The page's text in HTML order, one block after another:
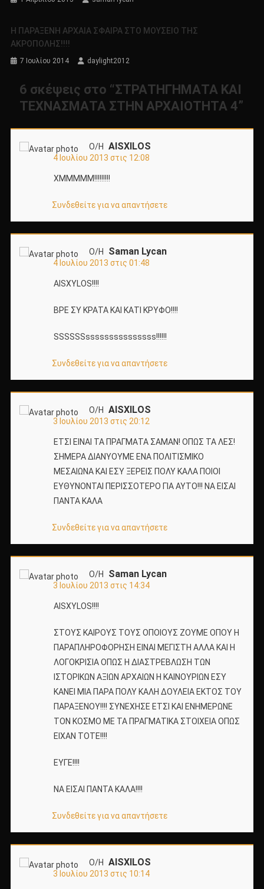
Η ΠΑΡΑΞΕΝΗ ΑΡΧΑΙΑ ΣΦΑΙΡΑ ΣΤΟ ΜΟΥΣΕΙΟ ΤΗΣ
ΑΚΡΟΠΟΛΗΣ!!!!
7 Ιουλίου 2014 daylight2012
6 σκέψεις στο “ΣΤΡΑΤΗΓΗΜΑΤΑ ΚΑΙ
ΤΕΧΝΑΣΜΑΤΑ ΣΤΗΝ ΑΡΧΑΙΟΤΗΤΑ 4”
Ο/Η AISXILOS
4 Ιουλίου 2013 στις 12:08
XMMMMM!!!!!!!!!
Συνδεθείτε για να απαντήσετε
Ο/Η Saman Lycan
4 Ιουλίου 2013 στις 01:48
ΑΙSXYLOS!!!!
BΡΕ ΣΥ ΚΡΑΤΑ ΚΑΙ ΚΑΤΙ ΚΡΥΦΟ!!!!
SSSSSSsssssssssssssss!!!!!!
Συνδεθείτε για να απαντήσετε
Ο/Η AISXILOS
3 Ιουλίου 2013 στις 20:12
EΤΣΙ ΕΙΝΑΙ ΤΑ ΠΡΑΓΜΑΤΑ ΣΑΜΑΝ! ΟΠΩΣ ΤΑ ΛΕΣ!
ΣΗΜΕΡΑ ΔΙΑΝΥΟΥΜΕ ΕΝΑ ΠΟΛΙΤΙΣΜΙΚΟ
ΜΕΣΑΙΩΝΑ ΚΑΙ ΕΣΥ ΞΕΡΕΙΣ ΠΟΛΥ ΚΑΛΑ ΠΟΙΟΙ
ΕΥΘΥΝΟΝΤΑΙ ΠΕΡΙΣΣΟΤΕΡΟ ΓΙΑ ΑΥΤΟ!!! ΝΑ ΕΙΣΑΙ
ΠΑΝΤΑ ΚΑΛΑ
Συνδεθείτε για να απαντήσετε
Ο/Η Saman Lycan
3 Ιουλίου 2013 στις 14:34
ΑΙSXYLOS!!!!
ΣΤΟΥΣ ΚΑΙΡΟΥΣ ΤΟΥΣ ΟΠΟΙΟΥΣ ΖΟΥΜΕ ΟΠΟΥ Η
ΠΑΡΑΠΛΗΡΟΦΟΡΗΣΗ ΕΙΝΑΙ ΜΕΓΙΣΤΗ ΑΛΛΑ ΚΑΙ Η
ΛΟΓΟΚΡΙΣΙΑ ΟΠΩΣ Η ΔΙΑΣΤΡΕΒΛΩΣΗ ΤΩΝ
ΙΣΤΟΡΙΚΩΝ ΑΞΙΩΝ ΑΡΧΑΙΩΝ Η ΚΑΙΝΟΥΡΙΩΝ ΕΣΥ
ΚΑΝΕΙ ΜΙΑ ΠΑΡΑ ΠΟΛΥ ΚΑΛΗ ΔΟΥΛΕΙΑ ΕΚΤΟΣ ΤΟΥ
ΠΑΡΑΞΕΝΟΥ!!!! ΣΥΝΕΧΗΣΕ ΕΤΣΙ ΚΑΙ ΕΝΗΜΕΡΩΝΕ
ΤΟΝ ΚΟΣΜΟ ΜΕ ΤΑ ΠΡΑΓΜΑΤΙΚΑ ΣΤΟΙΧΕΙΑ ΟΠΩΣ
ΕΙΧΑΝ ΤΟΤΕ!!!!
ΕΥΓΕ!!!!
ΝΑ ΕΙΣΑΙ ΠΑΝΤΑ ΚΑΛΑ!!!!
Συνδεθείτε για να απαντήσετε
Ο/Η AISXILOS
3 Ιουλίου 2013 στις 10:14